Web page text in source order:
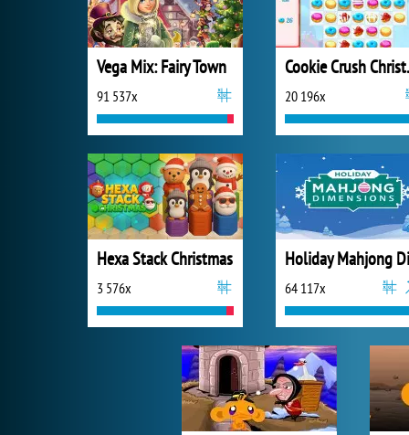
Vega Mix: Fairy Town
91 537x 20 196x
Hexa Stack Christmas
3 576x 64 117x